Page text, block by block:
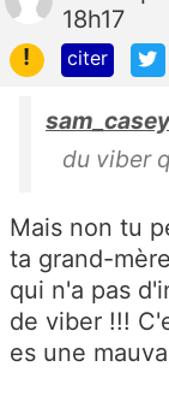
18h17
!
citer
du viber
Mais non tu
ta grand-
qui n'a pas
de viber !!!
es une